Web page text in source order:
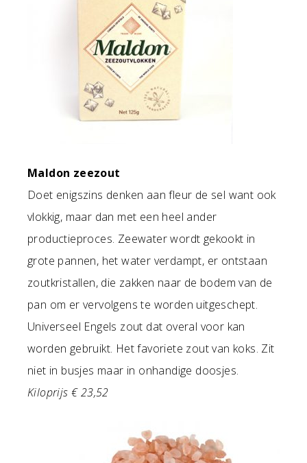
Maldon zeezout
Doet enigszins denken aan fleur de sel want ook
vlokkig, maar dan met een heel ander
productieproces. Zeewater wordt gekookt in
grote pannen, het water verdampt, er ontstaan
zoutkristallen, die zakken naar de bodem van de
pan om er vervolgens te worden uitgeschept.
Universeel Engels zout dat overal voor kan
worden gebruikt. Het favoriete zout van koks. Zit
niet in busjes maar in onhandige doosjes.
Kiloprijs € 23,52